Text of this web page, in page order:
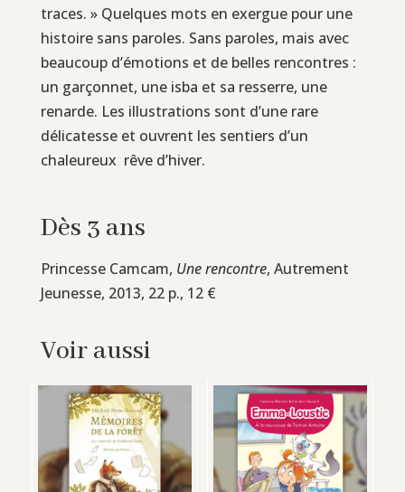
traces. » Quelques mots en exergue pour une
histoire sans paroles. Sans paroles, mais avec
beaucoup d’émotions et de belles rencontres :
un garçonnet, une isba et sa resserre, une
renarde. Les illustrations sont d’une rare
délicatesse et ouvrent les sentiers d’un
chaleureux rêve d’hiver.
Dès 3 ans
Princesse Camcam, Une rencontre, Autrement
Jeunesse, 2013, 22 p., 12 €
Voir aussi